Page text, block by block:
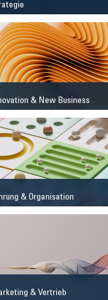
& New Business
& Organisation
& Vertrieb